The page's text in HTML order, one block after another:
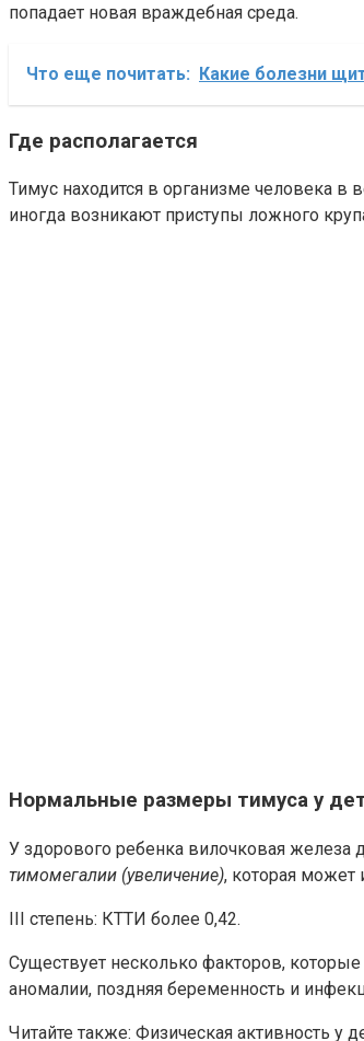
попадает новая враждебная среда.
Что еще почитать: Какие болезни
Где располагается
Тимус находится в организме человека в
иногда возникают приступы ложного
Нормальные размеры тимуса у
У здорового ребенка вилочковая железа
тимомегалии (увеличение), которая может
III степень: КТТИ более 0,42.
Существует несколько факторов,
аномалии, поздняя беременность и
Читайте также: Физическая активность у